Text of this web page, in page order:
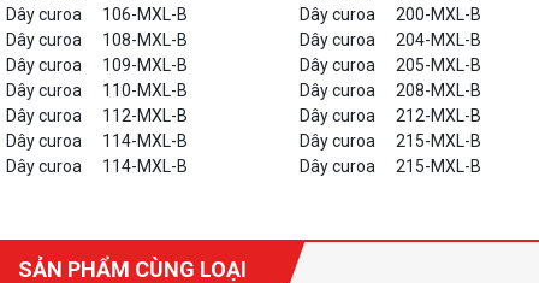
Dây curoa
106-MXL-B Dây curoa
200-MXL-B
Dây curoa
108-MXL-B Dây curoa
204-MXL-B
Dây curoa
109-MXL-B Dây curoa
205-MXL-B
Dây curoa
110-MXL-B Dây curoa
208-MXL-B
Dây curoa
112-MXL-B Dây curoa
212-MXL-B
Dây curoa
114-MXL-B Dây curoa
215-MXL-B
Dây curoa
114-MXL-B Dây curoa 215-MXL-B
SẢN PHẨM CÙNG LOẠI